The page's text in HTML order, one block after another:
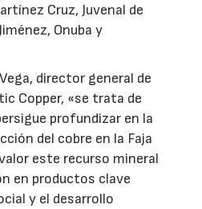
Cruz, Juvenal de
Onuba y
director general de
Copper, «se trata de
profundizar en la
del cobre en la Faja
este recurso mineral
en productos clave
y el desarrollo